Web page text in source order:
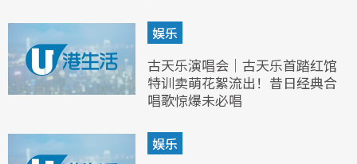
娱乐
古天乐演唱会｜古天乐首踏红馆
特训卖萌花絮流出！昔日经典合
唱歌惊爆未必唱
娱乐